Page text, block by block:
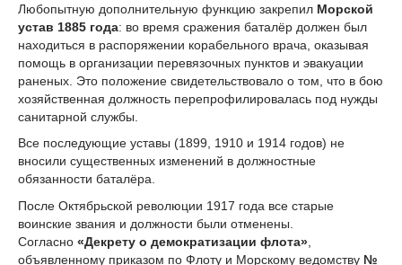
Любопытную дополнительную функцию закрепил Морской
устав 1885 года: во время сражения баталёр должен был
находиться в распоряжении корабельного врача, оказывая
помощь в организации перевязочных пунктов и эвакуации
раненых. Это положение свидетельствовало о том, что в бою
хозяйственная должность перепрофилировалась под нужды
санитарной службы.
Все последующие уставы (1899, 1910 и 1914 годов) не
вносили существенных изменений в должностные
обязанности баталёра.
После Октябрьской революции 1917 года все старые
воинские звания и должности были отменены.
Согласно «Декрету о демократизации флота»
объявленному приказом по Флоту и Морскому ведомству №